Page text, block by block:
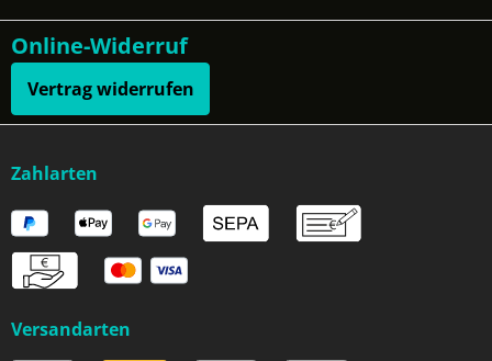
Online-Widerruf
Vertrag widerrufen
Zahlarten
Versandarten